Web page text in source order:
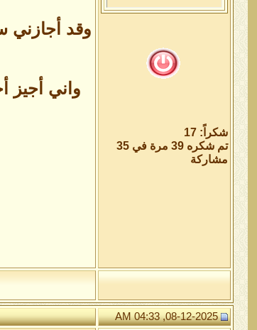
شكراً: 17
تم شكره 39 مرة في 35
مشاركة
وقد أجازني
واني أجيز
08-12-2025, 04:33 AM